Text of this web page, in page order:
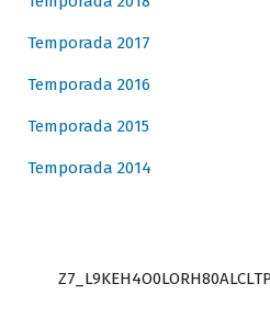
Temporada 2017
Temporada 2016
Temporada 2015
Temporada 2014